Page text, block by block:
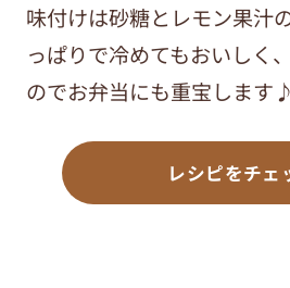
味付けは砂糖とレモン果汁
っぱりで冷めてもおいしく
のでお弁当にも重宝します♪
レシピをチェ